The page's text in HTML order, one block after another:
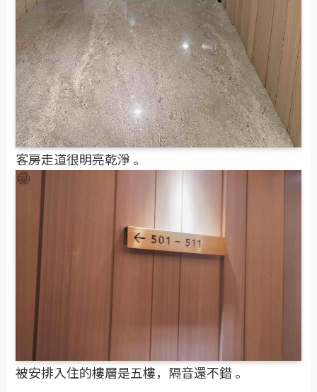
客房走道很明亮乾淨 。
被安排入住的樓層是五樓，隔音還不錯 。